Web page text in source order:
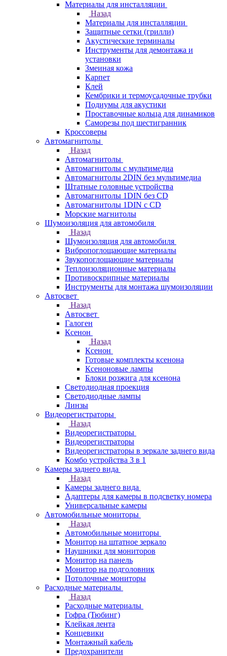
Материалы для инсталляции
Назад
Материалы для инсталляции
Защитные сетки (грилли)
Акустические терминалы
Инструменты для демонтажа и
установки
Змеиная кожа
Карпет
Клей
Кембрики и термоусадочные трубки
Подиумы для акустики
Проставочные кольца для динамиков
Саморезы под шестигранник
Кроссоверы
Автомагнитолы
Назад
Автомагнитолы
Автомагнитолы с мультимедиа
Автомагнитолы 2DIN без мультимедиа
Штатные головные устройства
Автомагнитолы 1DIN без CD
Автомагнитолы 1DIN с CD
Морские магнитолы
Шумоизоляция для автомобиля
Назад
Шумоизоляция для автомобиля
Вибропоглощающие материалы
Звукопоглощающие материалы
Теплоизоляционные материалы
Противоскрипные материалы
Инструменты для монтажа шумоизоляции
Автосвет
Назад
Автосвет
Галоген
Ксенон
Назад
Ксенон
Готовые комплекты ксенона
Ксеноновые лампы
Блоки розжига для ксенона
Светодиодная проекция
Светодиодные лампы
Линзы
Видеорегистраторы
Назад
Видеорегистраторы
Видеорегистраторы
Видеорегистраторы в зеркале заднего вида
Комбо устройства 3 в 1
Камеры заднего вида
Назад
Камеры заднего вида
Адаптеры для камеры в подсветку номера
Универсальные камеры
Автомобильные мониторы
Назад
Автомобильные мониторы
Монитор на штатное зеркало
Наушники для мониторов
Монитор на панель
Монитор на подголовник
Потолочные мониторы
Расходные материалы
Назад
Расходные материалы
Гофра (Тюбинг)
Клейкая лента
Концевики
Монтажный кабель
Предохранители